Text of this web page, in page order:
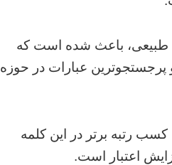
باعث شده است که
پرجستجوترین عبارات در حوزه
رتبه برتر در این کلمه
اعتبار است.